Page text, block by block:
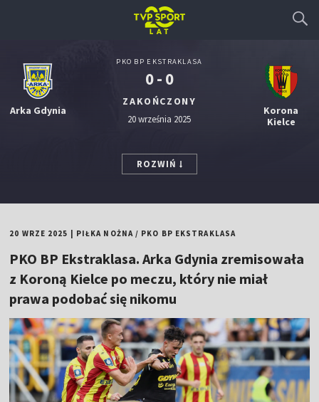
Arka Gdynia
PKO BP EKSTRAKLASA
0 - 0
ZAKOŃCZONY
20 września 2025
Korona
Kielce
ROZWIŃ
20 WRZE 2025 PIŁKA NOŻNA/ PKO BP EKSTRAKLASA
PKO BP Ekstraklasa. Arka Gdynia zremisowała
z Koroną Kielce po meczu, który nie miał
prawa podobać się nikomu